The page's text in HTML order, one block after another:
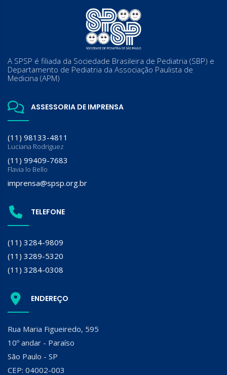
A SPSP é filiada da Sociedade Brasileira de Pediatria (SBP) e
Departamento de Pediatria da Associação Paulista de
Medicina (APM)
ASSESSORIA DE IMPRENSA
(11) 98133-4811
Luciana Rodriguez
(11) 99409-7683
Flavia lo Bello
imprensa@spsp.org.br
TELEFONE
(11) 3284-9809
(11) 3289-5320
(11) 3284-0308
ENDEREÇO
Rua Maria Figueiredo, 595
10º andar - Paraíso
São Paulo - SP
CEP: 04002-003